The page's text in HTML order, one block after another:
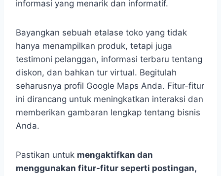
informasi yang menarik dan informatif.
Bayangkan sebuah etalase toko yang tidak
hanya menampilkan produk, tetapi juga
testimoni pelanggan, informasi terbaru tentang
diskon, dan bahkan tur virtual. Begitulah
seharusnya profil Google Maps Anda. Fitur-fitur
ini dirancang untuk meningkatkan interaksi dan
memberikan gambaran lengkap tentang bisnis
Anda.
Pastikan untuk mengaktifkan dan
menggunakan fitur-fitur seperti postingan,